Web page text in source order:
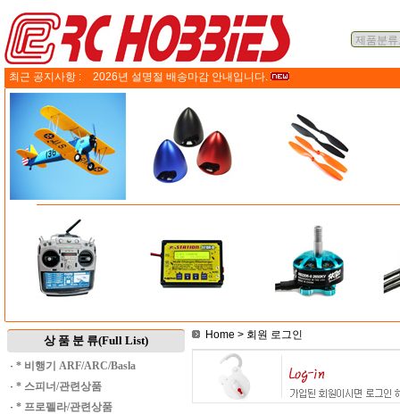
최근 공지사항 : 2026년 설명절 배송마감 안내입니다.
상 품 분 류(Full List)
· * 비행기 ARF/ARC/Basla
· * 스피너/관련상품
· * 프로펠라/관련상품
Home > 회원 로그인